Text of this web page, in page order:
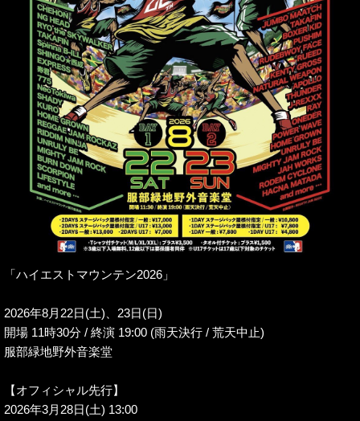
「ハイエストマウンテン2026」
2026年8月22日(土)、23日(日)
開場 11時30分 / 終演 19:00 (雨天決行 / 荒天中止)
服部緑地野外音楽堂
【オフィシャル先行】
2026年3月28日(土) 13:00